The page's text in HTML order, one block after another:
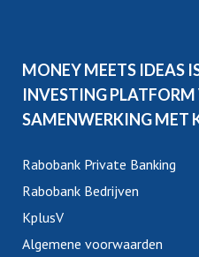
MONEY MEETS IDEAS
INVESTING
SAMENWERKING MET
Rabobank Private Banking
Rabobank Bedrijven
KplusV
Algemene voorwaarden